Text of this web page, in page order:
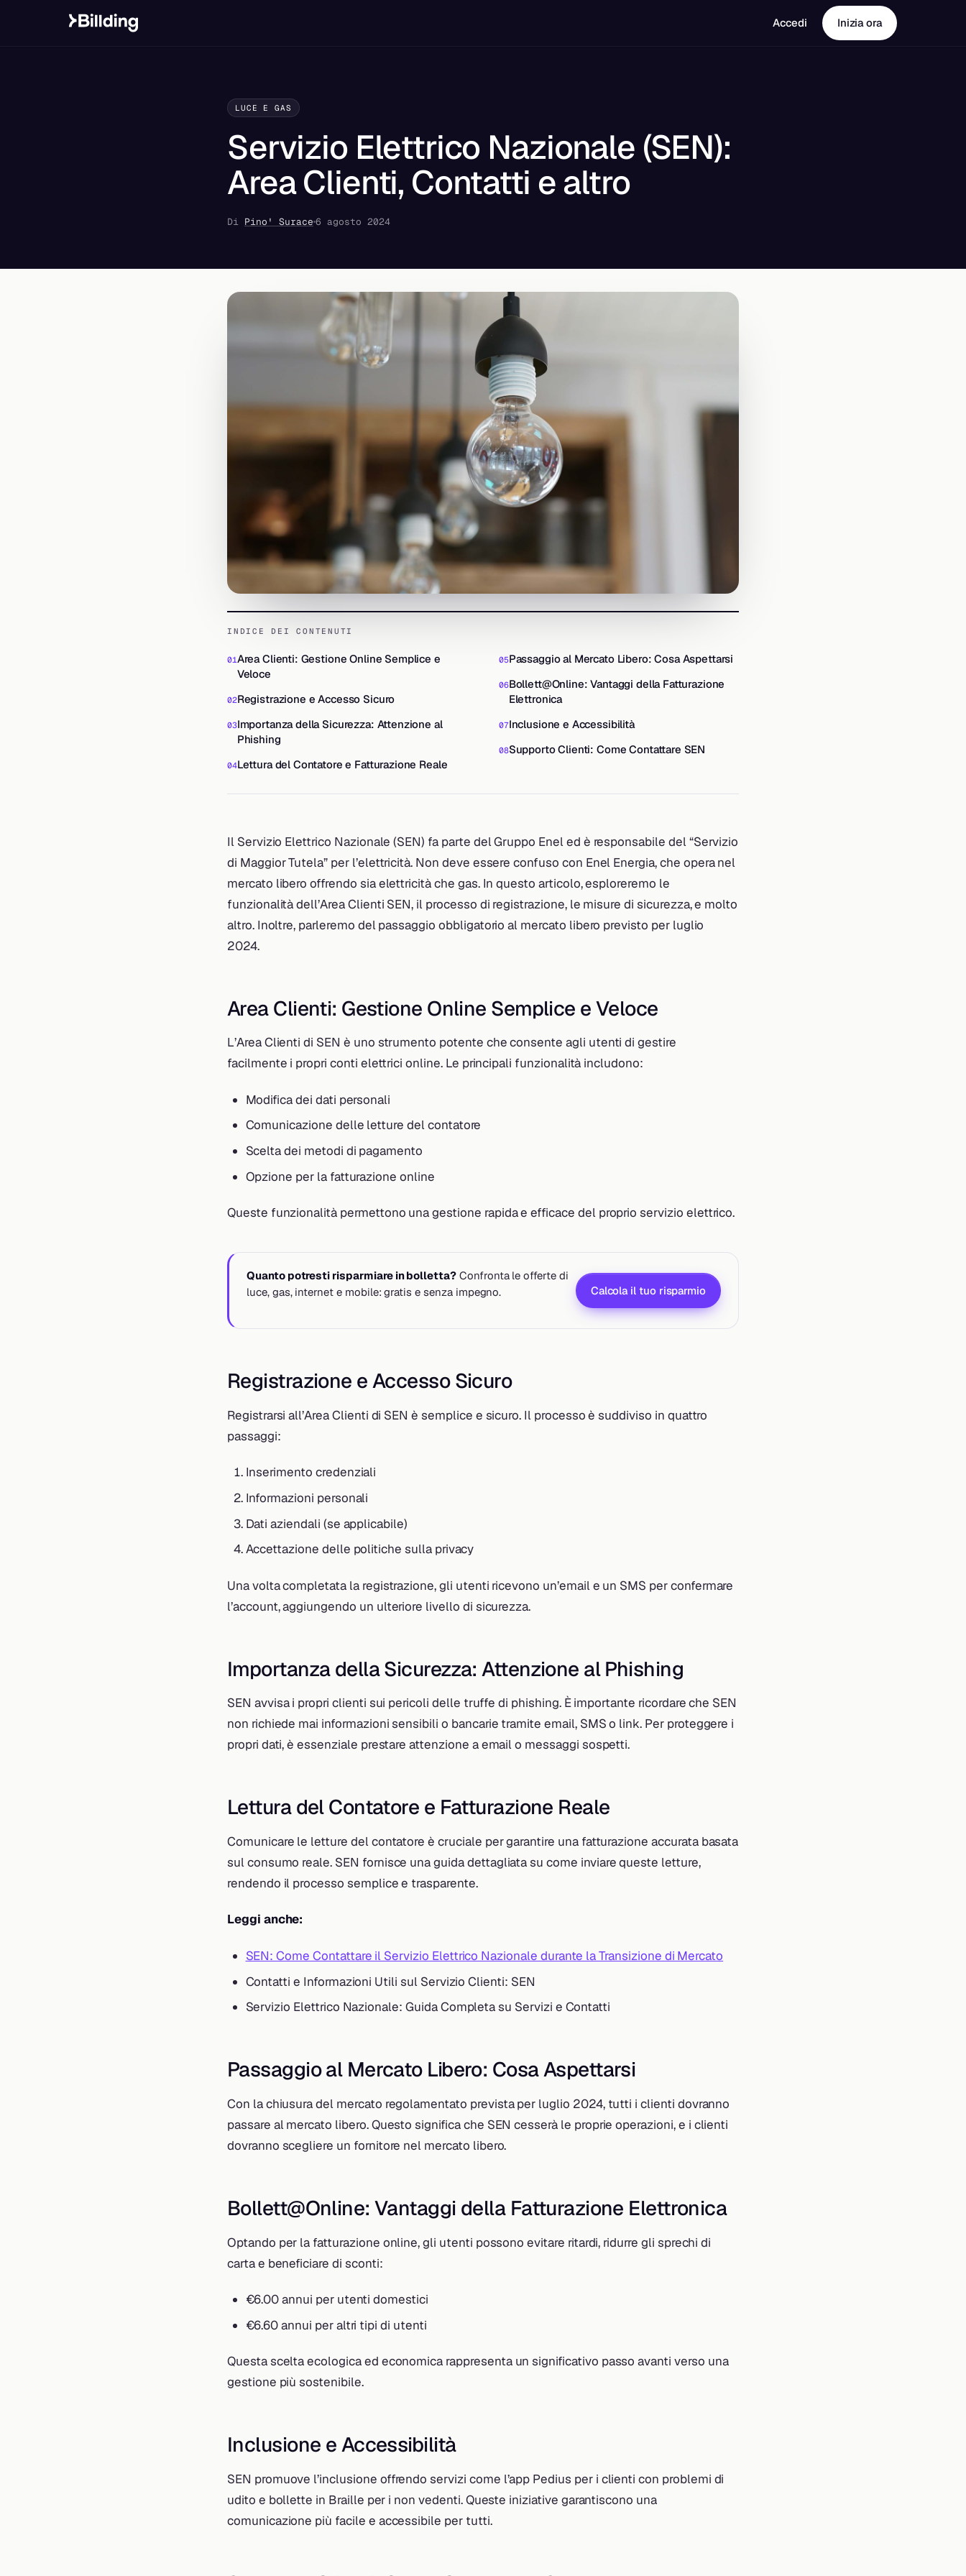
Accedi Inizia ora
LUCE E GAS
Servizio Elettrico Nazionale (SEN):
Area Clienti, Contatti e altro
Di Pino' Surace 6 agosto 2024
INDICE DEI CONTENUTI
Area Clienti: Gestione Online Semplice e
Veloce
Registrazione e Accesso Sicuro
Importanza della Sicurezza: Attenzione al
Phishing
Lettura del Contatore e Fatturazione Reale
Passaggio al Mercato Libero: Cosa Aspettarsi
Bollett@Online: Vantaggi della Fatturazione
Elettronica
Inclusione e Accessibilità
Supporto Clienti: Come Contattare SEN
Il Servizio Elettrico Nazionale (SEN) fa parte del Gruppo Enel ed è responsabile del “Servizio
di Maggior Tutela” per l’elettricità. Non deve essere confuso con Enel Energia, che opera nel
mercato libero offrendo sia elettricità che gas. In questo articolo, esploreremo le
funzionalità dell’Area Clienti SEN, il processo di registrazione, le misure di sicurezza, e molto
altro. Inoltre, parleremo del passaggio obbligatorio al mercato libero previsto per luglio
2024.
Area Clienti: Gestione Online Semplice e Veloce
L’Area Clienti di SEN è uno strumento potente che consente agli utenti di gestire
facilmente i propri conti elettrici online. Le principali funzionalità includono:
Modifica dei dati personali
Comunicazione delle letture del contatore
Scelta dei metodi di pagamento
Opzione per la fatturazione online
Queste funzionalità permettono una gestione rapida e efficace del proprio servizio elettrico.
Quanto potresti risparmiare in bolletta?Confronta le offerte di
luce, gas, internet e mobile: gratis e senza impegno.
Calcola il tuo risparmio
Registrazione e Accesso Sicuro
Registrarsi all’Area Clienti di SEN è semplice e sicuro. Il processo è suddiviso in quattro
passaggi:
Inserimento credenziali
Informazioni personali
Dati aziendali (se applicabile)
Accettazione delle politiche sulla privacy
Una volta completata la registrazione, gli utenti ricevono un’email e un SMS per confermare
l’account, aggiungendo un ulteriore livello di sicurezza.
Importanza della Sicurezza: Attenzione al Phishing
SEN avvisa i propri clienti sui pericoli delle truffe di phishing. È importante ricordare che SEN
non richiede mai informazioni sensibili o bancarie tramite email, SMS o link. Per proteggere i
propri dati, è essenziale prestare attenzione a email o messaggi sospetti.
Lettura del Contatore e Fatturazione Reale
Comunicare le letture del contatore è cruciale per garantire una fatturazione accurata basata
sul consumo reale. SEN fornisce una guida dettagliata su come inviare queste letture,
rendendo il processo semplice e trasparente.
Leggi anche:
SEN: Come Contattare il Servizio Elettrico Nazionale durante la Transizione di Mercato
Contatti e Informazioni Utili sul Servizio Clienti: SEN
Servizio Elettrico Nazionale: Guida Completa su Servizi e Contatti
Passaggio al Mercato Libero: Cosa Aspettarsi
Con la chiusura del mercato regolamentato prevista per luglio 2024, tutti i clienti dovranno
passare al mercato libero. Questo significa che SEN cesserà le proprie operazioni, e i clienti
dovranno scegliere un fornitore nel mercato libero.
Bollett@Online: Vantaggi della Fatturazione Elettronica
Optando per la fatturazione online, gli utenti possono evitare ritardi, ridurre gli sprechi di
carta e beneficiare di sconti:
€6.00 annui per utenti domestici
€6.60 annui per altri tipi di utenti
Questa scelta ecologica ed economica rappresenta un significativo passo avanti verso una
gestione più sostenibile.
Inclusione e Accessibilità
SEN promuove l’inclusione offrendo servizi come l’app Pedius per i clienti con problemi di
udito e bollette in Braille per i non vedenti. Queste iniziative garantiscono una
comunicazione più facile e accessibile per tutti.